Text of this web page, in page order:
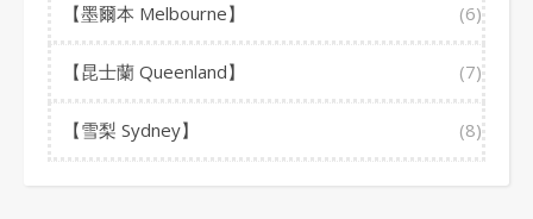
【墨爾本 Melbourne】 (6)
【昆士蘭 Queenland】 (7)
【雪梨 Sydney】 (8)